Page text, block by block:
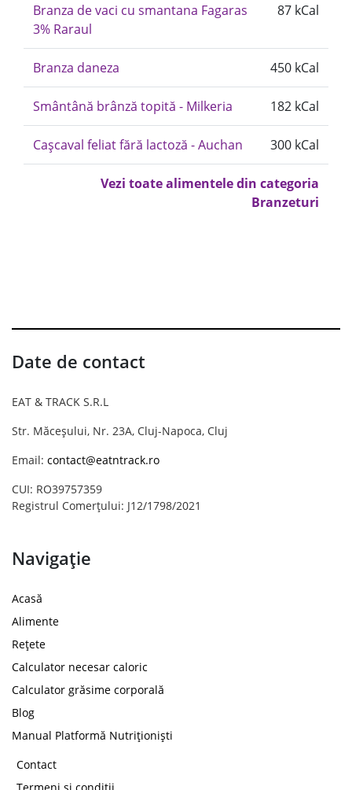
Branza de vaci cu smantana Fagaras
3% Raraul
87 kCal
Branza daneza 450 kCal
Smântână brânză topită - Milkeria 182 kCal
Cașcaval feliat fără lactoză - Auchan 300 kCal
Vezi toate alimentele din categoria
Branzeturi
Date de contact
EAT & TRACK S.R.L
Str. Măceșului, Nr. 23A, Cluj-Napoca, Cluj
Email: contact@eatntrack.ro
CUI: RO39757359
Registrul Comerțului: J12/1798/2021
Navigație
Acasă
Alimente
Rețete
Calculator necesar caloric
Calculator grăsime corporală
Blog
Manual Platformă Nutriționiști
Contact